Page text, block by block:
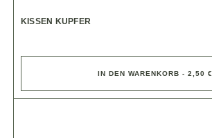
KISSEN KUPFER
IN DEN WARENKORB - 2,50 €